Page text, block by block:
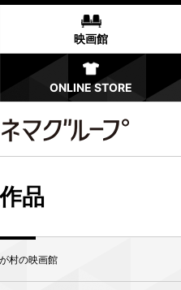
映画館
ONLINE STORE
品
村の映画館